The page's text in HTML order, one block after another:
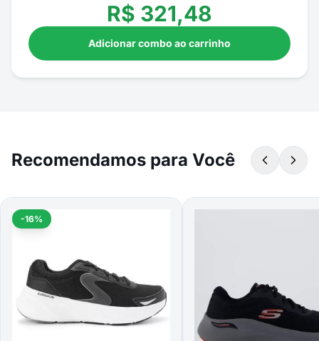
R$ 321,48
Adicionar combo ao carrinho
Recomendamos para Você
-16%